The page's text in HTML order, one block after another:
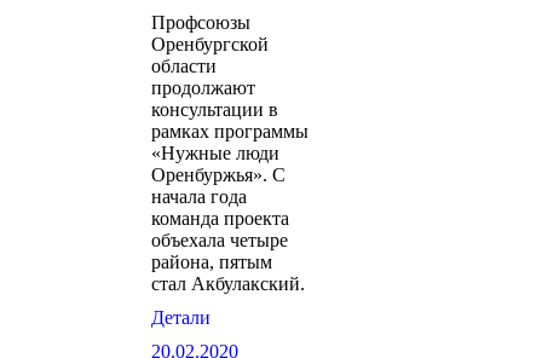
Профсоюзы
Оренбургской
области
продолжают
консультации в
рамках программы
«Нужные люди
Оренбуржья». С
начала года
команда проекта
объехала четыре
района, пятым
стал Акбулакский.
Детали
20.02.2020